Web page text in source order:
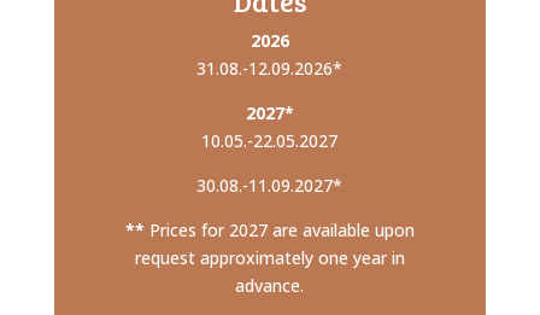
2026
31.08.-12.09.2026*
2027*
10.05.-22.05.2027
30.08.-11.09.2027*
** Prices for 2027 are available upon
request approximately one year in
advance.